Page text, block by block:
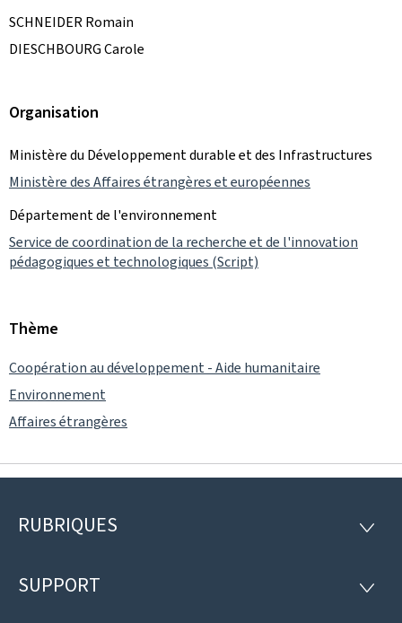
SCHNEIDER Romain
DIESCHBOURG Carole
Organisation
Ministère du Développement durable et des Infrastructures
Ministère des Affaires étrangères et européennes
Département de l'environnement
Service de coordination de la recherche et de l'innovation
pédagogiques et technologiques (Script)
Thème
Coopération au développement - Aide humanitaire
Environnement
Affaires étrangères
Pied
page
RUBRIQUES
SUPPORT